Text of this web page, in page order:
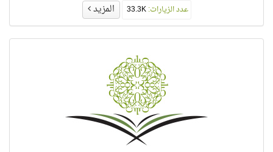
عدد الزيارات:33.3K المزيد